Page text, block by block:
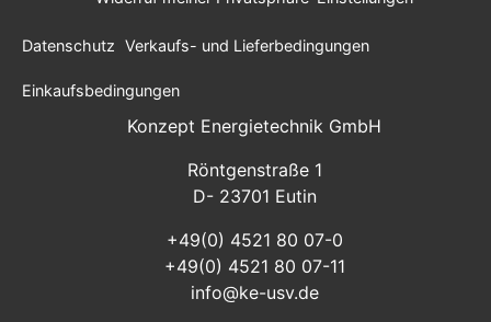
Datenschutz Verkaufs- und Lieferbedingungen
Einkaufsbedingungen
Konzept Energietechnik GmbH
Röntgenstraße 1
D- 23701 Eutin
+49(0) 4521 80 07-0
+49(0) 4521 80 07-11
info@ke-usv.de